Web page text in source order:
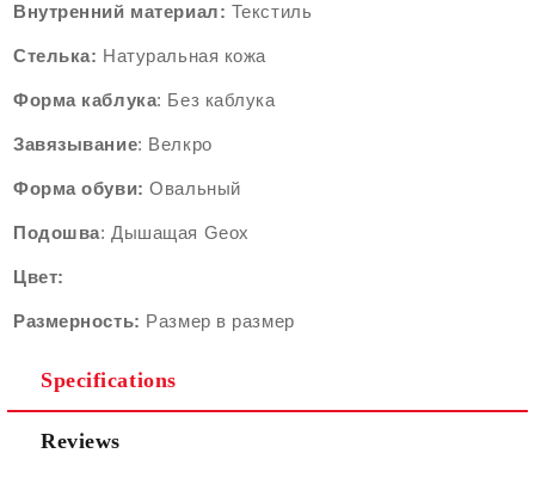
Внутренний материал: Текстиль
Стелька: Натуральная кожа
Форма каблука: Без каблука
Завязывание: Велкро
Форма обуви: Oвальный
Подошва: Дышащая Geox
Цвет:
Размерность: Размер в размер
Specifications
Reviews